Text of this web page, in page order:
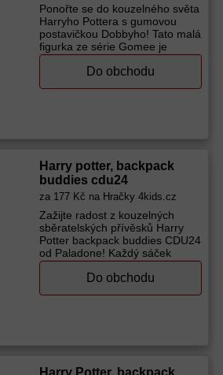
Ponořte se do kouzelného světa
Harryho Pottera s gumovou
postavičkou Dobbyho! Tato malá
figurka ze série Gomee je
skvělým společníkem pro děti
od 3 let a přichází i s drobnými
doplňky, které oživí hraní a
Do obchodu
Harry potter, backpack
buddies cdu24
za 177 Kč na Hračky 4kids.cz
Zažijte radost z kouzelných
sběratelských přívěsků Harry
Potter backpack buddies CDU24
od Paladone! Každý sáček
skrývá mini figurku oblíbené
postavy, kterou si děti mohou
připnout na batoh nebo klíče.
akční film, figurka, překvapení
Do obchodu
Harry Potter, backpack